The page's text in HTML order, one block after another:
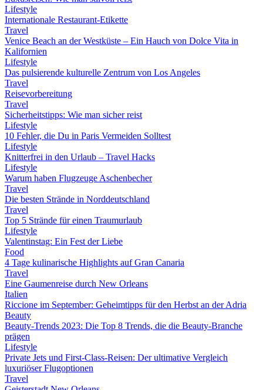
Lifestyle
Internationale Restaurant-Etikette
Travel
Venice Beach an der Westküste – Ein Hauch von Dolce Vita in
Kalifornien
Lifestyle
Das pulsierende kulturelle Zentrum von Los Angeles
Travel
Reisevorbereitung
Travel
Sicherheitstipps: Wie man sicher reist
Lifestyle
10 Fehler, die Du in Paris Vermeiden Solltest
Lifestyle
Knitterfrei in den Urlaub – Travel Hacks
Lifestyle
Warum haben Flugzeuge Aschenbecher
Travel
Die besten Strände in Norddeutschland
Travel
Top 5 Strände für einen Traumurlaub
Lifestyle
Valentinstag: Ein Fest der Liebe
Food
4 Tage kulinarische Highlights auf Gran Canaria
Travel
Eine Gaumenreise durch New Orleans
Italien
Riccione im September: Geheimtipps für den Herbst an der Adria
Beauty
Beauty-Trends 2023: Die Top 8 Trends, die die Beauty-Branche
prägen
Lifestyle
Private Jets und First-Class-Reisen: Der ultimative Vergleich
luxuriöser Flugoptionen
Travel